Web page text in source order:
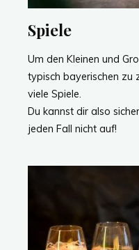
Spiele
Um den Kleinen und
typisch bayerischen zu
viele Spiele.
Du kannst dir also
jeden Fall nicht auf!